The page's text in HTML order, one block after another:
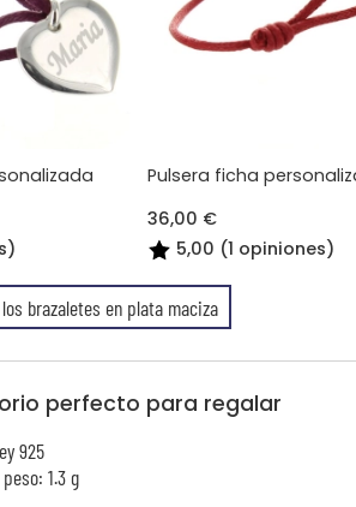
Pulsera ficha
36,00 €
5,00 (1 opiniones)
brazaletes en plata maciza
perfecto para regalar
925
1.3 g